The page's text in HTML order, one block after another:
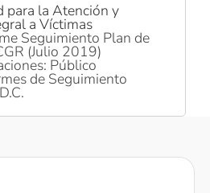
para la Atención y
a Víctimas
Seguimiento Plan de
(Julio 2019)
Público
de Seguimiento